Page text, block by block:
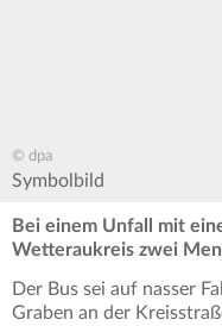
© dpa
Symbolbild
Bei einem Unfall mit
Wetteraukreis zwei
Der Bus sei auf nasser
Graben an der